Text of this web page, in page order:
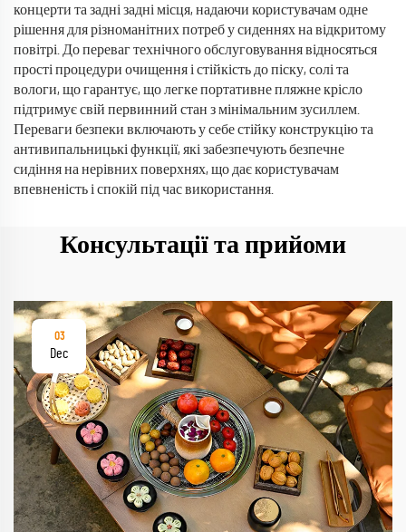
концерти та задні задні місця, надаючи користувачам одне
рішення для різноманітних потреб у сиденнях на відкритому
повітрі. До переваг технічного обслуговування відносяться
прості процедури очищення і стійкість до піску, солі та
вологи, що гарантує, що легке портативне пляжне крісло
підтримує свій первинний стан з мінімальним зусиллем.
Переваги безпеки включають у себе стійку конструкцію та
антивипальницькі функції, які забезпечують безпечне
сидіння на нерівних поверхнях, що дає користувачам
впевненість і спокій під час використання.
Консультації та прийоми
03
Dec